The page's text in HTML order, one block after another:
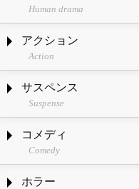
Human drama
アクション
Action
サスペンス
Suspense
コメディ
Comedy
ホラー